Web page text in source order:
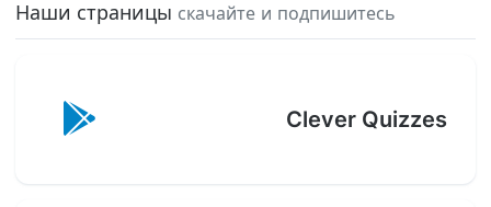
Наши страницы скачайте и подпишитесь
Clever Quizzes